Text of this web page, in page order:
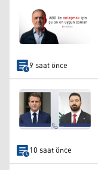
9 saat önce
10 saat önce